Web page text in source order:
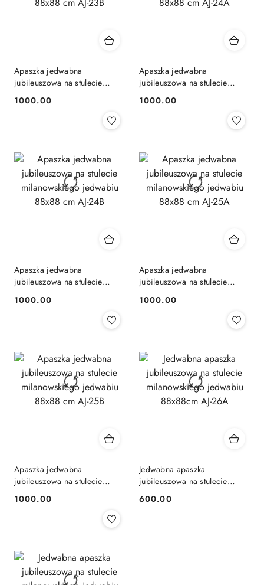
Apaszka jedwabna
jubileuszowa na stulecie
88x88 cm AJ-23B
Cena:
1000.00
Apaszka jedwabna
jubileuszowa na stulecie
88x88 cm AJ-24A
Cena:
1000.00
Apaszka jedwabna
jubileuszowa na stulecie
88x88 cm AJ-24B
Cena:
1000.00
Apaszka jedwabna
jubileuszowa na stulecie
88x88 cm AJ-25A
Cena:
1000.00
Apaszka jedwabna
jubileuszowa na stulecie
88x88 cm AJ-25B
Cena:
1000.00
Jedwabna apaszka
jubileuszowa na stulecie
88x88cm AJ-26A
Cena:
600.00